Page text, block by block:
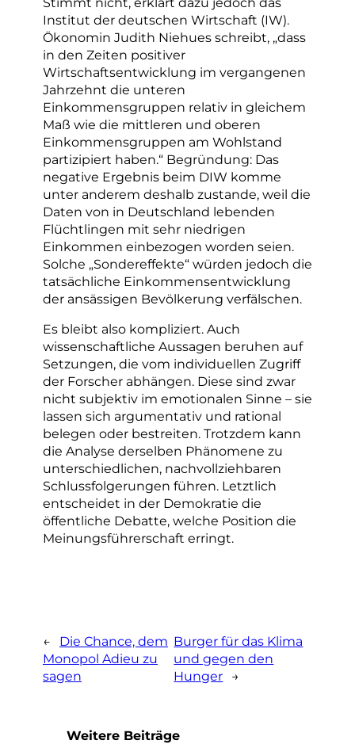
Institut der deutschen Wirtschaft (IW).
Ökonomin Judith Niehues schreibt, „dass
in den Zeiten positiver
Wirtschaftsentwicklung im vergangenen
Jahrzehnt die unteren
Einkommensgruppen relativ in gleichem
Maß wie die mittleren und oberen
Einkommensgruppen am Wohlstand
partizipiert haben.“ Begründung: Das
negative Ergebnis beim DIW komme
unter anderem deshalb zustande, weil die
Daten von in Deutschland lebenden
Flüchtlingen mit sehr niedrigen
Einkommen einbezogen worden seien.
Solche „Sondereffekte“ würden jedoch die
tatsächliche Einkommensentwicklung
der ansässigen Bevölkerung verfälschen.
Es bleibt also kompliziert. Auch
wissenschaftliche Aussagen beruhen auf
Setzungen, die vom individuellen Zugriff
der Forscher abhängen. Diese sind zwar
nicht subjektiv im emotionalen Sinne – sie
lassen sich argumentativ und rational
belegen oder bestreiten. Trotzdem kann
die Analyse derselben Phänomene zu
unterschiedlichen, nachvollziehbaren
Schlussfolgerungen führen. Letztlich
entscheidet in der Demokratie die
öffentliche Debatte, welche Position die
Meinungsführerschaft erringt.
←
Die Chance, dem
Monopol Adieu zu
sagen
Burger für das Klima
und gegen den
Hunger →
Weitere Beiträge